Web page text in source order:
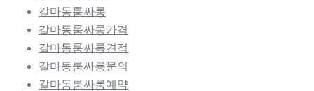
갈마동룸싸롱
갈마동룸싸롱가격
갈마동룸싸롱견적
갈마동룸싸롱문의
갈마동룸싸롱예약